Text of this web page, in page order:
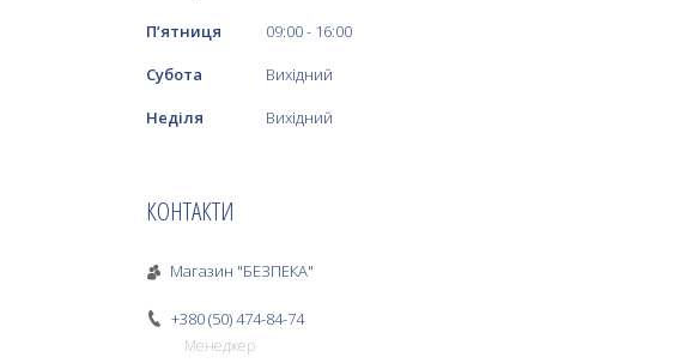
Пʼятниця
09:00
16:00
Субота
Вихідний
Неділя
Вихідний
КОНТАКТИ
Магазин "БЕЗПЕКА"
+380 (50) 474-84-74
Менеджер